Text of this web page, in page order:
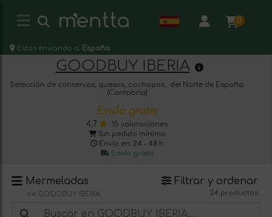
0
Estás enviando a: España
GOODBUY IBERIA
Selección de conservas, quesos, cachopos... del Norte de España.
(Cantabria)
Envío gratis
4,7
15 valoraciones
Sin pedido mínimo
Envío en: 24 - 48 h
Envío gratis
Mermeladas
de GOODBUY IBERIA
Filtrar y ordenar
24 productos